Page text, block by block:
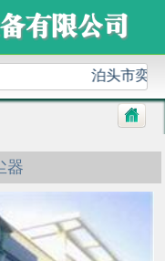
泊头市奕
器